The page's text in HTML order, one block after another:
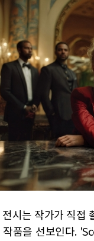
전시는 작가가 직접
작품을 선보인다.